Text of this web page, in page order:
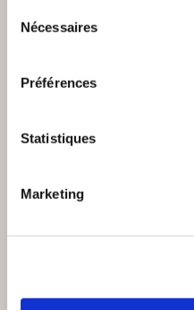
Nécessaires
Préférences
Statistiques
Marketing